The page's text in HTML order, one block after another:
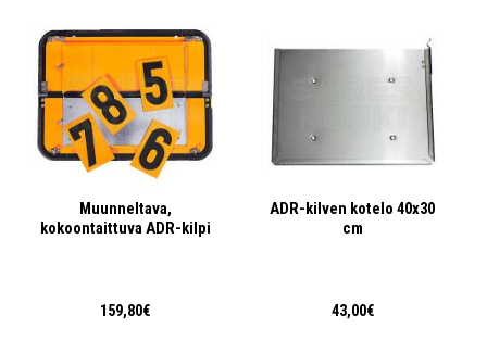
Muunneltava,
kokoontaittuva ADR-kilpi
159,80€
ADR-kilven kotelo 40x30
cm
43,00€